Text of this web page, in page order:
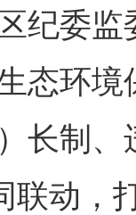
委监
态环
长制
联动，